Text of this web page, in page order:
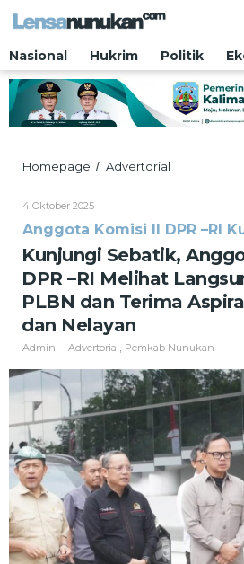
Nasional
Hukrim Politik
Homepage / Advertorial
II
–
Melihat
Langsung
PLBN
Terima
Aspirasi
Masyarakat
dan
Nelayan
4 Oktober 2025Oleh
Anggota Komisi II DPR –RI
Kunjungi Sebatik,
DPR –RI Melihat
PLBN dan Terima
dan Nelayan
Admin - Advertorial Pemkab Nunukan